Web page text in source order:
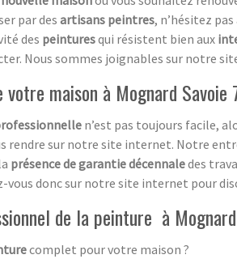
par desartisans peintres, n’hésitez
des peinturesqui résistent bien aux
Nous sommes joignables sur notre
maison à Mognard Savoie
n’est pas toujours facile,
rendre sur notre site internet. Notre
présence de garantie décennaledes
donc sur notre site internet pour
de la peinture à
complet pour votre maison ?